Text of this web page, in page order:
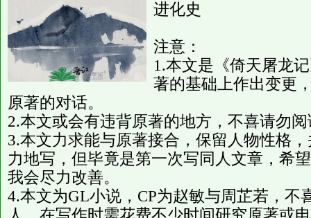
进化史
注意：
1.本文是《倚天屠龙
著的基础上作出变更
原著的对话。
2.本文或会有违背原著的地方，不喜请勿
3.本文力求能与原著接合，保留人物性格
力地写，但毕竟是第一次写同人文章，希
我会尽力改善。
4.本文为GL小说，CP为赵敏与周芷若，不